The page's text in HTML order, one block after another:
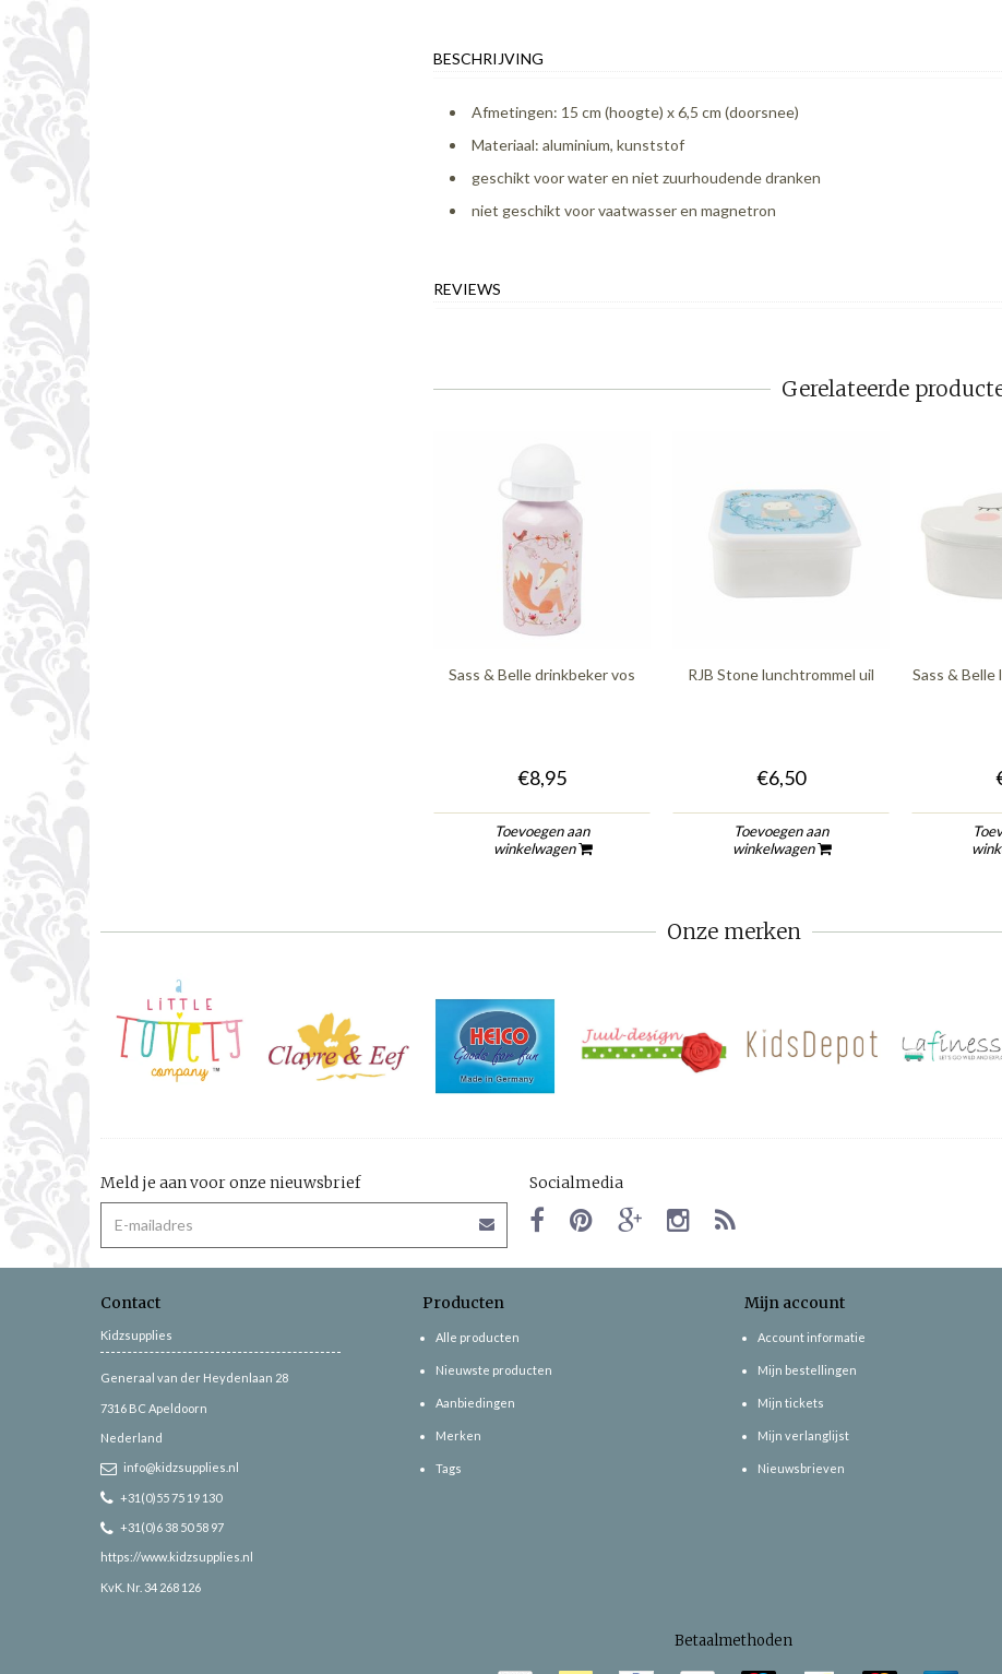
BESCHRIJVING
Afmetingen: 15 cm (hoogte) x 6,5 cm (doorsnee)
Materiaal: aluminium, kunststof
geschikt voor water en niet zuurhoudende dranken
niet geschikt voor vaatwasser en magnetron
REVIEWS
Gerelateerde
Sass & Belle drinkbeker vos
€8,95
Toevoegen aan
winkelwagen
RJB Stone lunchtrommel uil
€6,50
Toevoegen aan
winkelwagen
Sass &
Onze merken
Meld je aan voor onze nieuwsbrief Socialmedia
Contact
Kidzsupplies
Generaal van der Heydenlaan 28
7316 BC Apeldoorn
Nederland
info@kidzsupplies.nl
+31(0)55 75 19 130
+31(0)6 38 50 58 97
https://www.kidzsupplies.nl
KvK. Nr. 34 268 126
Producten
Alle producten
Nieuwste producten
Aanbiedingen
Merken
Tags
Mijn account
Account informatie
Mijn bestellingen
Mijn tickets
Mijn verlanglijst
Nieuwsbrieven
Betaalmethoden